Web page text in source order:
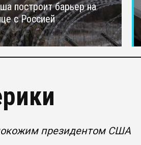
построит барьер на
с Россией
президентом США